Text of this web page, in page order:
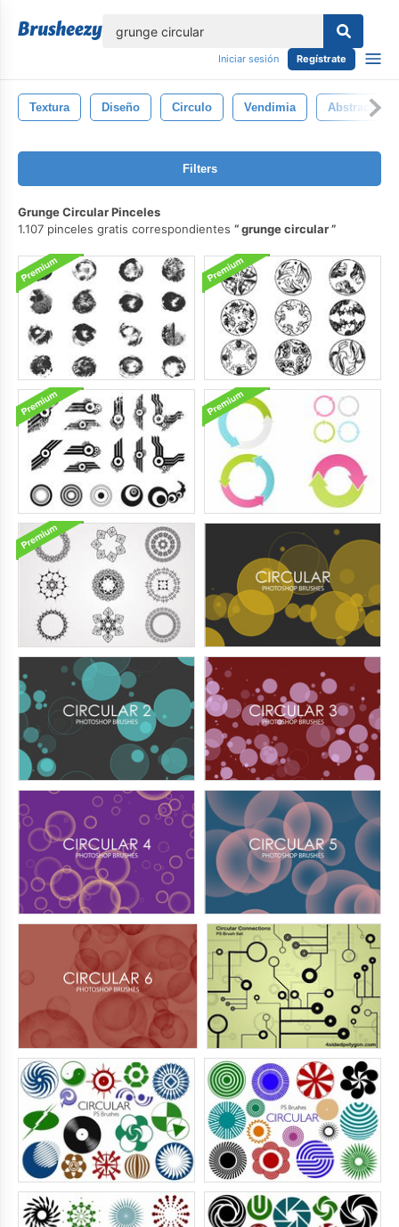
Iniciar sesión Regístrate
Textura Diseño Circulo Vendimia Abstracto
Filters
Grunge Circular Pinceles
1.107 pinceles gratis correspondientes
grunge circular